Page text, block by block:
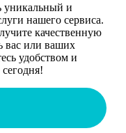
уникальный и
нашего сервиса.
качественную
вас или ваших
удобством и